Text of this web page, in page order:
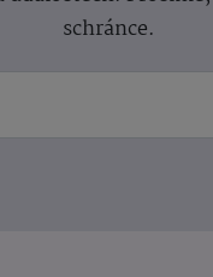
schránce.